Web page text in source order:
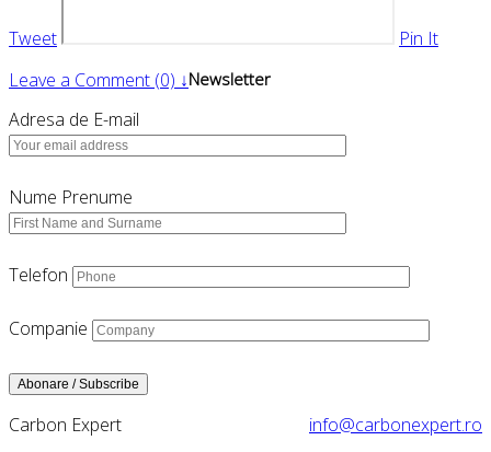
Tweet
Pin It
Leave a Comment (0) ↓Newsletter
Adresa de E-mail
Nume Prenume
Telefon
Companie
Carbon Expert
info@carbonexpert.ro